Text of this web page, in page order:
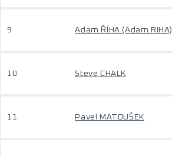
9 Adam ŘÍHA (Adam RIHA)
10 Steve CHALK
11 Pavel MATOUŠEK